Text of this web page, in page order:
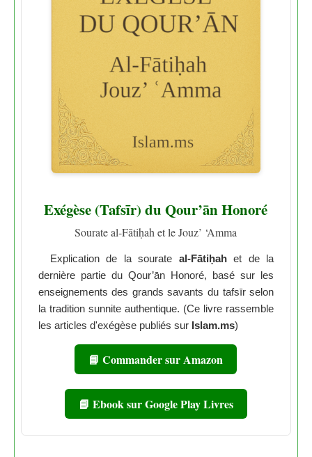
Exégèse (Tafsīr) du Qour’ān Honoré
Sourate al-Fātiḥah et le Jouz’ ‘Amma
Explication de la sourate al-Fātiḥahet de la
dernière partie du Qour’ān Honoré, basé sur les
enseignements des grands savants du tafsīr selon
la tradition sunnite authentique. (Ce livre rassemble
les articles d'exégèse publiés sur Islam.ms)
📘 Commander sur Amazon
📘 Ebook sur Google Play Livres